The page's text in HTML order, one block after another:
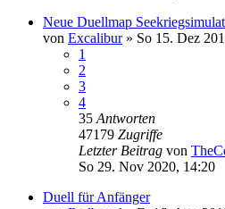
Neue Duellmap
von Excalibur» So 15. Dez
1
2
3
4
35 Antworten
47179 Zugriffe
Letzter Beitrag von
So 29. Nov 2020, 14:20
Duell für Anfänger